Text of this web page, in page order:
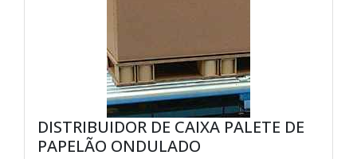
DISTRIBUIDOR DE CAIXA PALETE DE
PAPELÃO ONDULADO